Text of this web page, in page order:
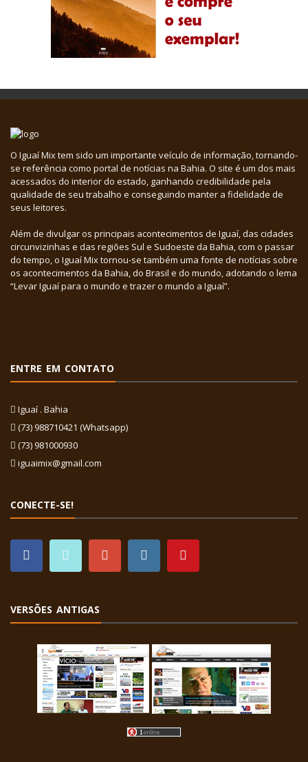
O Iguaí Mix tem sido um importante veículo de informação, tornando-
se referência como portal de notícias na Bahia. O site é um dos mais
acessados do interior do estado, ganhando credibilidade pela
qualidade de seu trabalho e conseguindo manter a fidelidade de
seus leitores.
Além de divulgar os principais acontecimentos de Iguaí, das cidades
circunvizinhas e das regiões Sul e Sudoeste da Bahia, com o passar
do tempo, o Iguaí Mix tornou-se também uma fonte de notícias sobre
os acontecimentos da Bahia, do Brasil e do mundo, adotando o lema
“Levar Iguaí para o mundo e trazer o mundo a Iguaí”.
ENTRE EM CONTATO
Iguaí . Bahia
(73) 988710421 (Whatsapp)
(73) 981000930
iguaimix@gmail.com
CONECTE-SE!
VERSÕES ANTIGAS